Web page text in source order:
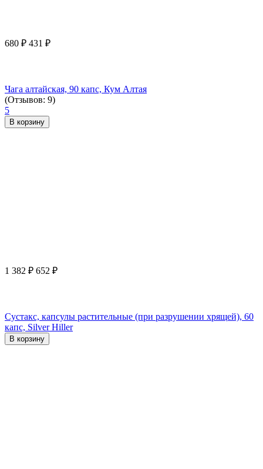
680 ₽ 431 ₽
Чага алтайская, 90 капс, Кум Алтая
(Отзывов: 9)
5
В корзину
1 382 ₽ 652 ₽
Сустакс, капсулы растительные (при разрушении хрящей), 60
капс, Silver Hiller
В корзину